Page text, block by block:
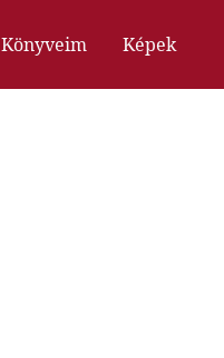
Könyveim Képek